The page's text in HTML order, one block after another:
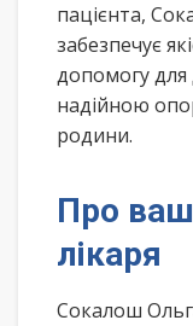
пацієнта,
забезпечує
допомогу для
надійною
родини.
Про
лікаря
Сокалош